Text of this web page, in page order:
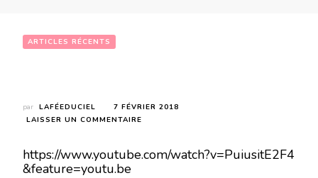
ARTICLES RÉCENTS
par LAFÉEDUCIEL
7 FÉVRIER 2018
LAISSER UN COMMENTAIRE
LA
https://www.youtube.com/watch?v=PuiusitE2F4
&feature=youtu.be